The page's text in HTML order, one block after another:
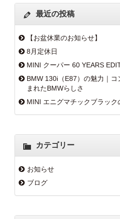
最近の投稿
【お盆休業のお知らせ】
8月定休日
MINI クーパー 60 YEARS
BMW 130i（E87）の魅力｜
まれたBMWらしさ
MINI エニグマチックブラック
カテゴリー
お知らせ
ブログ